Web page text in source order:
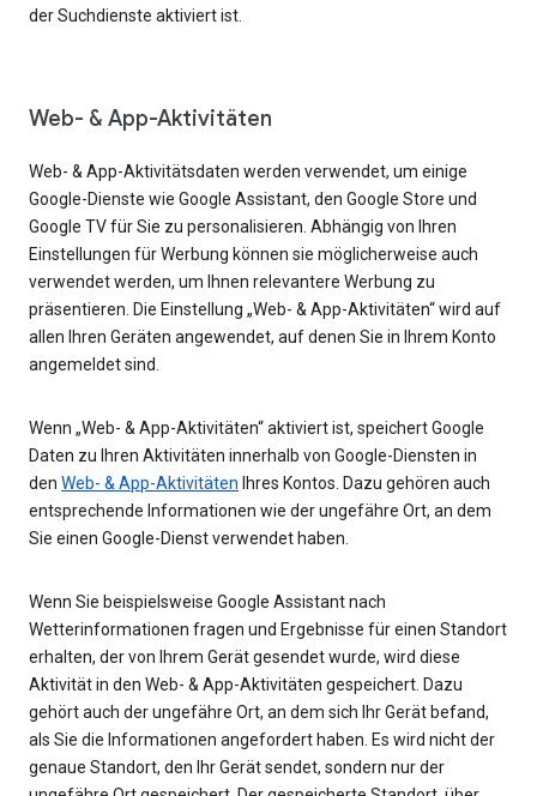
der Suchdienste aktiviert ist.
Web- & App-Aktivitäten
Web- & App-Aktivitätsdaten werden verwendet, um einige
Google-Dienste wie Google Assistant, den Google Store und
Google TV für Sie zu personalisieren. Abhängig von Ihren
Einstellungen für Werbung können sie möglicherweise auch
verwendet werden, um Ihnen relevantere Werbung zu
präsentieren. Die Einstellung „Web- & App-Aktivitäten“ wird auf
allen Ihren Geräten angewendet, auf denen Sie in Ihrem Konto
angemeldet sind.
Wenn „Web- & App-Aktivitäten“ aktiviert ist, speichert Google
Daten zu Ihren Aktivitäten innerhalb von Google-Diensten in
den Web- & App-Aktivitäten Ihres Kontos. Dazu gehören auch
entsprechende Informationen wie der ungefähre Ort, an dem
Sie einen Google-Dienst verwendet haben.
Wenn Sie beispielsweise Google Assistant nach
Wetterinformationen fragen und Ergebnisse für einen Standort
erhalten, der von Ihrem Gerät gesendet wurde, wird diese
Aktivität in den Web- & App-Aktivitäten gespeichert. Dazu
gehört auch der ungefähre Ort, an dem sich Ihr Gerät befand,
als Sie die Informationen angefordert haben. Es wird nicht der
genaue Standort, den Ihr Gerät sendet, sondern nur der